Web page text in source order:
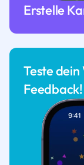
Erstelle
Teste
Feedback!